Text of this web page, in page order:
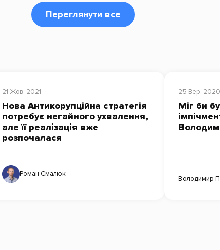
Переглянути все
21 Жов, 2021
Нова Антикорупційна стратегія
потребує негайного ухвалення,
але її реалізація вже
розпочалася
Роман Смалюк
25 Вер, 2020
Міг би
Володимир